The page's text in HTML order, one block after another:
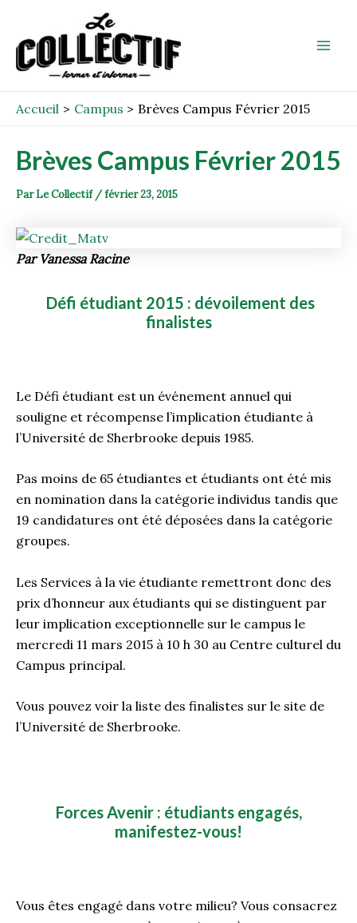
contenu
Accueil Campus Brèves Campus Février 2015
Brèves Campus Février 2015
ParLe Collectif /février 23, 2015
Par Vanessa Racine
Défi étudiant 2015 : dévoilement des
finalistes
Le Défi étudiant est un événement annuel qui
souligne et récompense l’implication étudiante à
l’Université de Sherbrooke depuis 1985.
Pas moins de 65 étudiantes et étudiants ont été mis
en nomination dans la catégorie individus tandis que
19 candidatures ont été déposées dans la catégorie
groupes.
Les Services à la vie étudiante remettront donc des
prix d’honneur aux étudiants qui se distinguent par
leur implication exceptionnelle sur le campus le
mercredi 11 mars 2015 à 10 h 30 au Centre culturel du
Campus principal.
Vous pouvez voir la liste des finalistes sur le site de
l’Université de Sherbrooke.
Forces Avenir : étudiants engagés,
manifestez-vous!
Vous êtes engagé dans votre milieu? Vous consacrez
navigation